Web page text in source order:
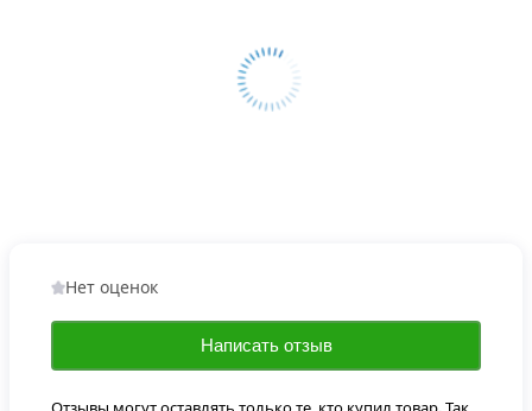
Нет оценок
Написать отзыв